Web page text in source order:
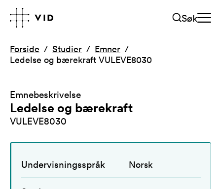
Søk
Forside Studier
Emner
Ledelse og bærekraft VULEVE8030
Emnebeskrivelse
Ledelse og bærekraft
VULEVE8030
Undervisningsspråk Norsk